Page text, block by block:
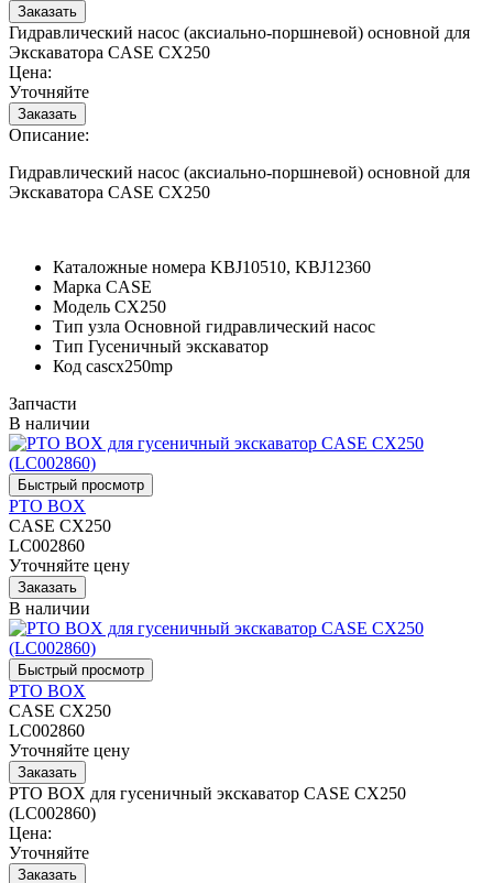
Гидравлический насос (аксиально-поршневой) основной для
Экскаватора CASE CX250
Цена:
Уточняйте
Описание:
Гидравлический насос (аксиально-поршневой) основной для
Экскаватора CASE CX250
Каталожные номера KBJ10510, KBJ12360
Марка CASE
Модель CX250
Тип узла Основной гидравлический насос
Тип Гусеничный экскаватор
Код cascx250mp
Запчасти
В наличии
PTO BOX
CASE CX250
LC002860
Уточняйте цену
В наличии
PTO BOX
CASE CX250
LC002860
Уточняйте цену
PTO BOX для гусеничный экскаватор CASE CX250
(LC002860)
Цена:
Уточняйте